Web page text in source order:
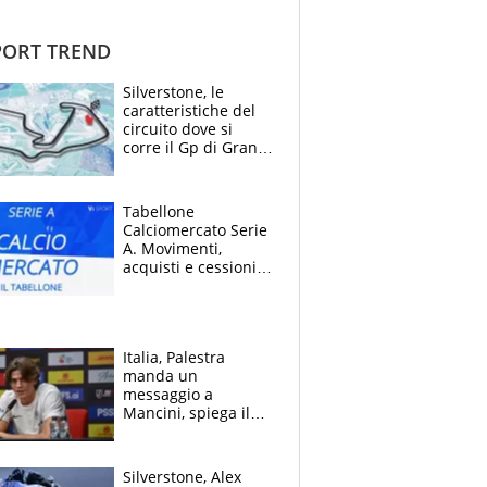
TREND
Silverstone, le
caratteristiche del
circuito dove si
corre il Gp di Gran
Tabellone
Calciomercato Serie
A. Movimenti,
acquisti e cessioni:
Italia, Palestra
manda un
messaggio a
Mancini, spiega il
l'alleanza con
Silverstone, Alex